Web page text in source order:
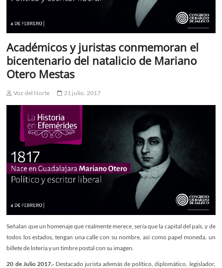
Académicos y juristas conmemoran el
bicentenario del natalicio de Mariano
Otero Mestas
Voz del Norte 21 julio, 2017
Señalan que un homenaje que realmente merece, sería que la capital del país, y de
todos los estados, tengan una calle con su nombre, así como papel moneda, un
billete de lotería y un timbre postal con su imagen.
20 de Julio 2017.-Destacado jurista además de político, diplomático, legislador,